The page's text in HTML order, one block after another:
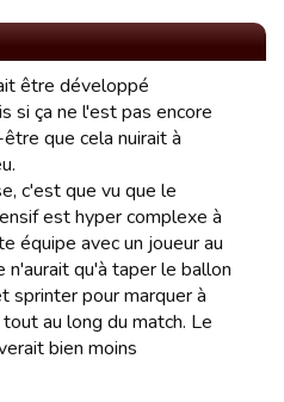
être développé
si ça ne l'est pas encore
que cela nuirait à
c'est que vu que le
est hyper complexe à
équipe avec un joueur au
n'aurait qu'à taper le ballon
sprinter pour marquer à
au long du match. Le
bien moins